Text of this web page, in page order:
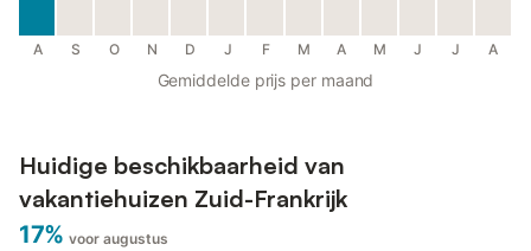
A S O N D J F M A M J J A
Gemiddelde prijs per maand
Huidige beschikbaarheid van
vakantiehuizen Zuid-Frankrijk
17% voor augustus